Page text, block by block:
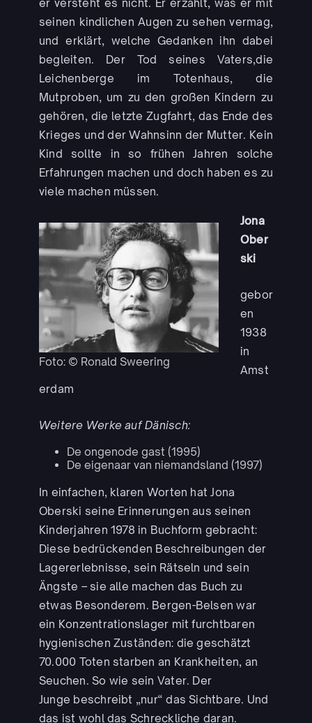
er versteht es nicht. Er erzählt, was er mit
seinen kindlichen Augen zu sehen vermag,
und erklärt, welche Gedanken ihn dabei
begleiten. Der Tod seines Vaters,die
Leichenberge im Totenhaus, die
Mutproben, um zu den großen Kindern zu
gehören, die letzte Zugfahrt, das Ende des
Krieges und der Wahnsinn der Mutter. Kein
Kind sollte in so frühen Jahren solche
Erfahrungen machen und doch haben es zu
viele machen müssen.
Foto: © Ronald Sweering
Jona
Ober
ski
gebor
en
1938
in
Amst
erdam
Weitere Werke auf Dänisch:
De ongenode gast (1995)
De eigenaar van niemandsland (1997)
In einfachen, klaren Worten hat Jona
Oberski seine Erinnerungen aus seinen
Kinderjahren 1978 in Buchform gebracht:
Diese bedrückenden Beschreibungen der
Lagererlebnisse, sein Rätseln und sein
Ängste – sie alle machen das Buch zu
etwas Besonderem. Bergen-Belsen war
ein Konzentrationslager mit furchtbaren
hygienischen Zuständen: die geschätzt
70.000 Toten starben an Krankheiten, an
Seuchen. So wie sein Vater. Der
Junge beschreibt „nur“ das Sichtbare. Und
das ist wohl das Schreckliche daran.